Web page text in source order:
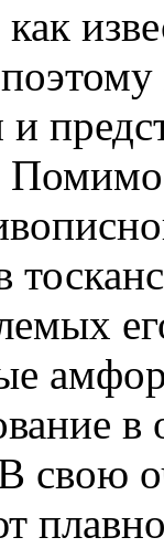
как
Помимо
свою